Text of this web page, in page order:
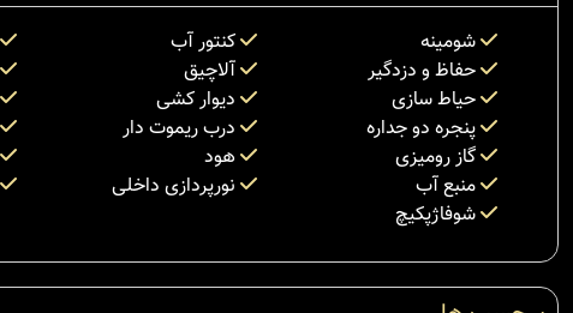
شومینه کنتور آب
حفاظ و دزدگیر
آلاچیق
حیاط سازی
دیوار کشی
پنجره دو جداره
درب ریموت دار
گاز رومیزی
هود
منبع آب
نورپردازی داخلی
شوفاژپکیچ